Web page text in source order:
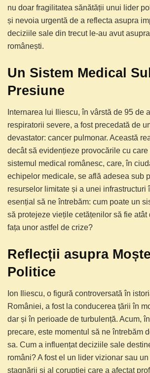
nu doar fragilitatea sănătății unui lider
și nevoia urgentă de a reflecta asupra
deciziile sale din trecut le-au avut
românești.
Un Sistem Medical
Presiune
Internarea lui Iliescu, în vârstă de 95 de
respiratorii severe, a fost precedată de
devastator: cancer pulmonar. Această
decât să evidențieze provocările cu care
sistemul medical românesc, care, în
echipelor medicale, se află adesea sub
resurselor limitate și a unei infrastructuri
esențial să ne întrebăm: cum poate un
să protejeze viețile cetățenilor să fie atât
fața unor astfel de crize?
Reflecții asupra
Politice
Ion Iliescu, o figură controversată în
României, a fost la conducerea țării în
dar și în perioade de turbulență. Acum,
precare, este momentul să ne întrebăm
sa. Cum a influențat deciziile sale
români? A fost el un lider vizionar sau un
stagnării și al corupției care a afectat